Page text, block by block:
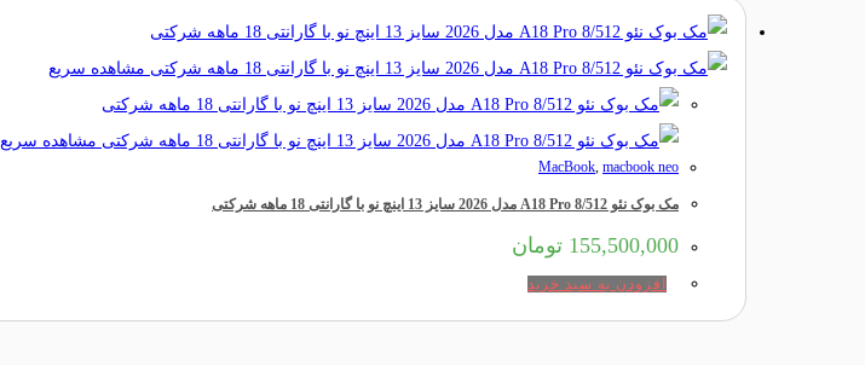
مشاهده سریع
مشاهده سریع
MacBook macbook neo
مک بوک نئو A18 Pro 8/512 مدل 2026 سایز 13 اینچ نو با گارانتی 18 ماهه شرکتی
155,500,000 تومان
افزودن به سبد خرید